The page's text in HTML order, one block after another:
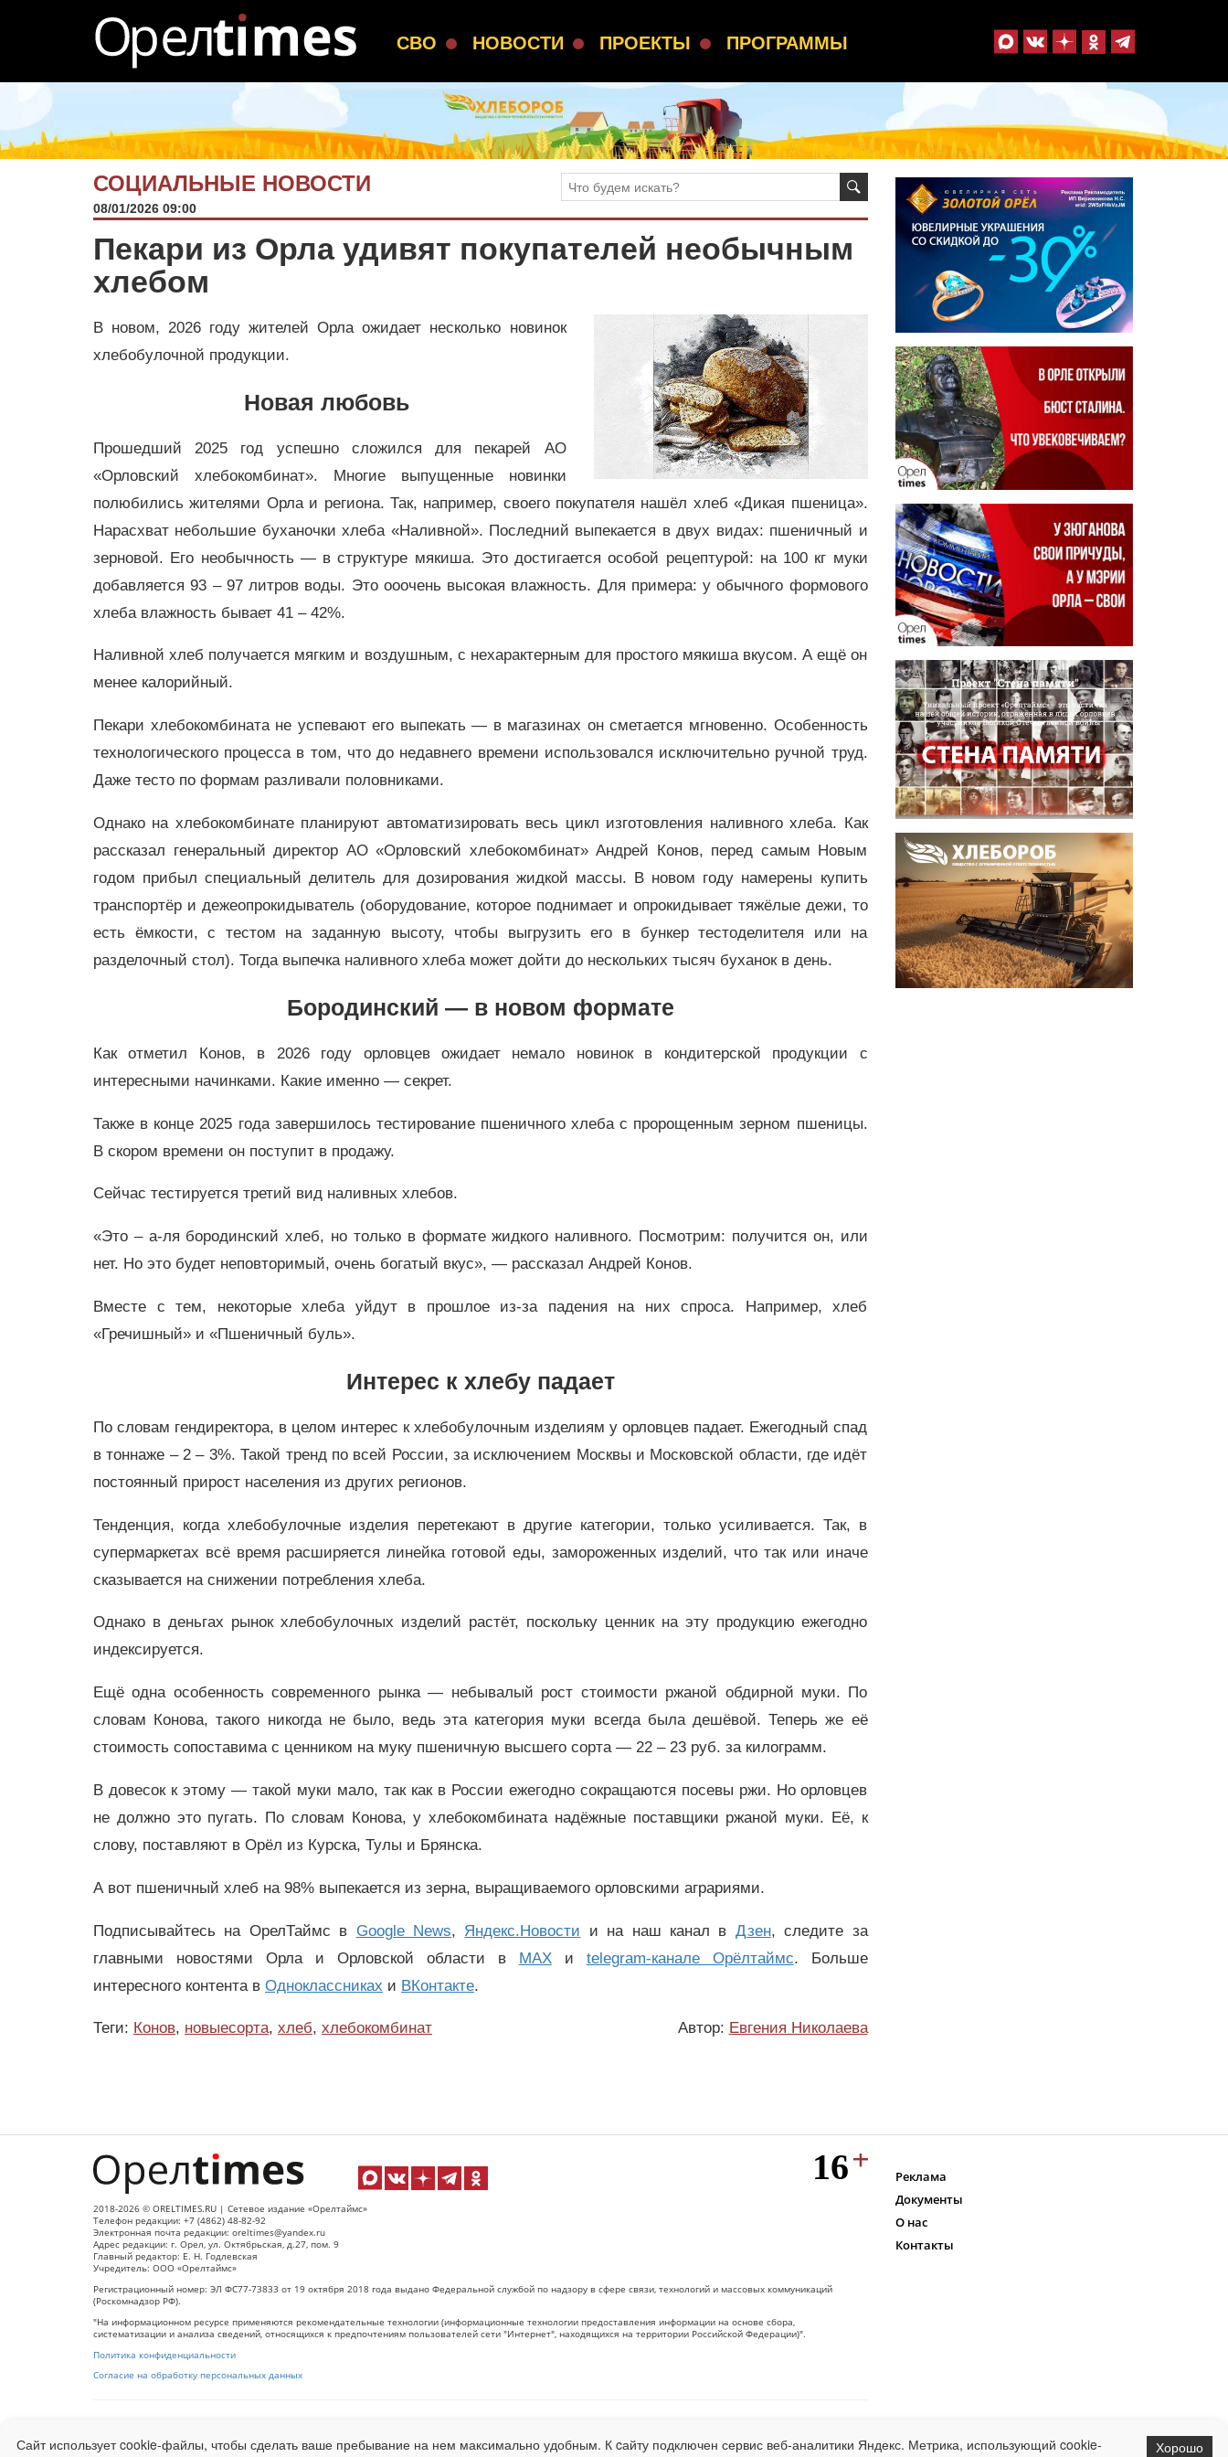
СВО НОВОСТИ ПРОЕКТЫ ПРОГРАММЫ
СОЦИАЛЬНЫЕ НОВОСТИ
08/01/2026 09:00
Пекари из Орла удивят покупателей необычным
хлебом
В новом, 2026 году жителей Орла ожидает несколько новинок
хлебобулочной продукции.
Новая любовь
Прошедший 2025 год успешно сложился для пекарей АО
«Орловский хлебокомбинат». Многие выпущенные новинки
полюбились жителями Орла и региона. Так, например, своего покупателя нашёл хлеб «Дикая пшеница».
Нарасхват небольшие буханочки хлеба «Наливной». Последний выпекается в двух видах: пшеничный и
зерновой. Его необычность — в структуре мякиша. Это достигается особой рецептурой: на 100 кг муки
добавляется 93 – 97 литров воды. Это ооочень высокая влажность. Для примера: у обычного формового
хлеба влажность бывает 41 – 42%.
Наливной хлеб получается мягким и воздушным, с нехарактерным для простого мякиша вкусом. А ещё он
менее калорийный.
Пекари хлебокомбината не успевают его выпекать — в магазинах он сметается мгновенно. Особенность
технологического процесса в том, что до недавнего времени использовался исключительно ручной труд.
Даже тесто по формам разливали половниками.
Однако на хлебокомбинате планируют автоматизировать весь цикл изготовления наливного хлеба. Как
рассказал генеральный директор АО «Орловский хлебокомбинат» Андрей Конов, перед самым Новым
годом прибыл специальный делитель для дозирования жидкой массы. В новом году намерены купить
транспортёр и дежеопрокидыватель (оборудование, которое поднимает и опрокидывает тяжёлые дежи, то
есть ёмкости, с тестом на заданную высоту, чтобы выгрузить его в бункер тестоделителя или на
разделочный стол). Тогда выпечка наливного хлеба может дойти до нескольких тысяч буханок в день.
Бородинский — в новом формате
Как отметил Конов, в 2026 году орловцев ожидает немало новинок в кондитерской продукции с
интересными начинками. Какие именно — секрет.
Также в конце 2025 года завершилось тестирование пшеничного хлеба с пророщенным зерном пшеницы.
В скором времени он поступит в продажу.
Сейчас тестируется третий вид наливных хлебов.
«Это – а-ля бородинский хлеб, но только в формате жидкого наливного. Посмотрим: получится он, или
нет. Но это будет неповторимый, очень богатый вкус», — рассказал Андрей Конов.
Вместе с тем, некоторые хлеба уйдут в прошлое из-за падения на них спроса. Например, хлеб
«Гречишный» и «Пшеничный буль».
Интерес к хлебу падает
По словам гендиректора, в целом интерес к хлебобулочным изделиям у орловцев падает. Ежегодный спад
в тоннаже – 2 – 3%. Такой тренд по всей России, за исключением Москвы и Московской области, где идёт
постоянный прирост населения из других регионов.
Тенденция, когда хлебобулочные изделия перетекают в другие категории, только усиливается. Так, в
супермаркетах всё время расширяется линейка готовой еды, замороженных изделий, что так или иначе
сказывается на снижении потребления хлеба.
Однако в деньгах рынок хлебобулочных изделий растёт, поскольку ценник на эту продукцию ежегодно
индексируется.
Ещё одна особенность современного рынка — небывалый рост стоимости ржаной обдирной муки. По
словам Конова, такого никогда не было, ведь эта категория муки всегда была дешёвой. Теперь же её
стоимость сопоставима с ценником на муку пшеничную высшего сорта — 22 – 23 руб. за килограмм.
В довесок к этому — такой муки мало, так как в России ежегодно сокращаются посевы ржи. Но орловцев
не должно это пугать. По словам Конова, у хлебокомбината надёжные поставщики ржаной муки. Её, к
слову, поставляют в Орёл из Курска, Тулы и Брянска.
А вот пшеничный хлеб на 98% выпекается из зерна, выращиваемого орловскими аграриями.
Подписывайтесь на ОрелТаймс в Google News, Яндекс.Новости и на наш канал в Дзен, следите за
главными новостями Орла и Орловской области в MAXи telegram-канале Орёлтаймс. Больше
интересного контента в Одноклассниках и ВКонтакте.
Теги: Конов, новыесорта, хлеб, хлебокомбинат Автор: Евгения Николаева
2018-2026 © ORELTIMES.RU | Сетевое издание «Орелтаймс»
Телефон редакции: +7 (4862) 48-82-92
Электронная почта редакции: oreltimes@yandex.ru
Адрес редакции: г. Орел, ул. Октябрьская, д.27, пом. 9
Главный редактор: Е. Н. Годлевская
Учредитель: ООО «Орелтаймс»
Регистрационный номер: ЭЛ ФС77-73833 от 19 октября 2018 года выдано Федеральной службой по надзору в сфере связи, технологий и массовых коммуникаций
(Роскомнадзор РФ).
"На информационном ресурсе применяются рекомендательные технологии (информационные технологии предоставления информации на основе сбора,
систематизации и анализа сведений, относящихся к предпочтениям пользователей сети "Интернет", находящихся на территории Российской Федерации)".
Политика конфиденциальности
Согласие на обработку персональных данных
Реклама
Документы
О нас
Контакты
Сайт использует cookie-файлы, чтобы сделать ваше пребывание на нем максимально удобным. К cайту подключен сервис веб-аналитики Яндекс. Метрика, использующий cookie-
Хорошо